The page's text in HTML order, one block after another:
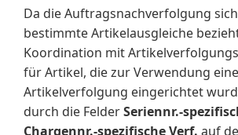
Da die Auftragsnachverfolgung
bestimmte Artikelausgleiche
Koordination mit
für Artikel, die zur Verwendung
Artikelverfolgung eingerichtet
durch die FelderSeriennr.-
Chargennr.-spezifische Verf. auf